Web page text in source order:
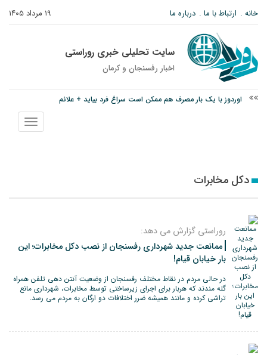
۱۹ مرداد ۱۴۰۵ خانه ارتباط با ما درباره ما
سایت تحلیلی خبری روراستی
اخبار رفسنجان و كرمان
اوردوز با یک بار مصرف هم ممکن است سراغ فرد بیاید + علائم
درخشش دانشجوی ولیعصر رفسنجان در جشنواره قرآن و عترت کشور
نمایش
منو
دکل مخابرات
روراستی گزارش می دهد:
ممانعت جدید شهرداری رفسنجان از نصب دکل مخابرات؛ این
بار خیابان قیام!
در حالی مردم در نقاط مختلف رفسنجان از وضعیت آنتن دهی تلفن همراه
گله مندند که هربار برای اجرای زیرساختی توسط مخابرات، شهرداری مانع
تراشی کرده و مانند همیشه ضرر اختلافات دو ارگان به مردم می رسد.